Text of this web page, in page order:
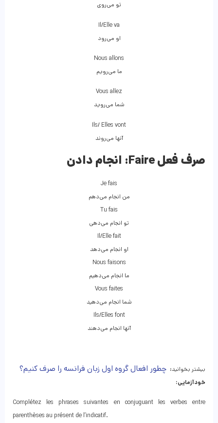
تو می‌روی
Il/Elle va
او می‌رود
Nous allons
ما می‌رویم
Vous allez
شما می‌روید
Ils/ Elles vont
آنها می‌روند
صرف فعل Faire: انجام دادن
Je fais
من انجام می‌دهم
Tu fais
تو انجام می‌دهی
Il/Elle fait
او انجام می‌دهد
Nous faisons
ما انجام می‌دهیم
Vous faites
شما انجام می‌دهید
Ils/Elles font
آنها انجام می‌دهند
بیشتر بخوانید: چطور افعال گروه اول زبان فرانسه را صرف کنیم؟
خودآزمایی:
Complétez les phrases suivantes en conjuguant les verbes entre
parenthèses au présent de l’indicatif.